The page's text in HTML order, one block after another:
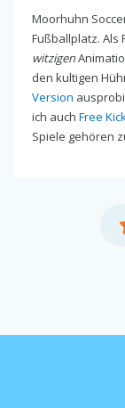
Moorhuhn
Fußballplatz. Als
witzigen
den kultigen
Version
ich auch Free
Spiele gehören